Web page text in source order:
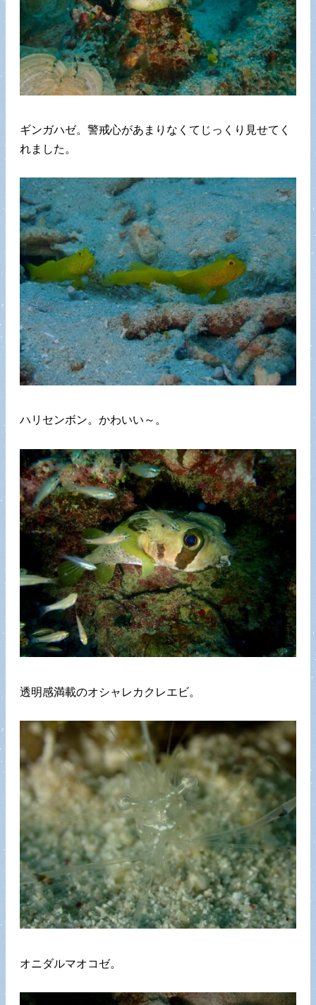
ギンガハゼ。警戒心があまりなくてじっくり見せてく
れました。
ハリセンボン。かわいい～。
透明感満載のオシャレカクレエビ。
オニダルマオコゼ。